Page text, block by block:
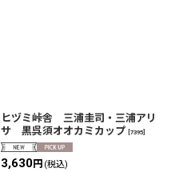
ヒヅミ峠舎 三浦圭司・三浦アリ
サ 黒呉須オオカミカップ
7395
3,630円 (税込)